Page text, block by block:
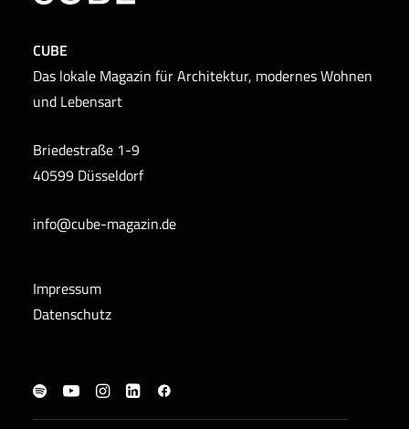
CUBE
Das lokale Magazin für Architektur, modernes Wohnen
und Lebensart
Briedestraße 1-9
40599 Düsseldorf
info@cube-magazin.de
Impressum
Datenschutz